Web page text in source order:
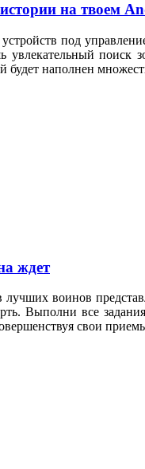
на твоем
под
увлекательный поиск
будет наполнен
ждет
воинов
Выполни все
свои